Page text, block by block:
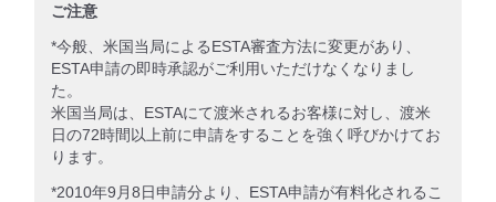
ご注意
*今般、米国当局によるESTA審査方法に変更があり、
ESTA申請の即時承認がご利用いただけなくなりまし
た。
米国当局は、ESTAにて渡米されるお客様に対し、渡米
日の72時間以上前に申請をすることを強く呼びかけてお
ります。
*2010年9月8日申請分より、ESTA申請が有料化されるこ